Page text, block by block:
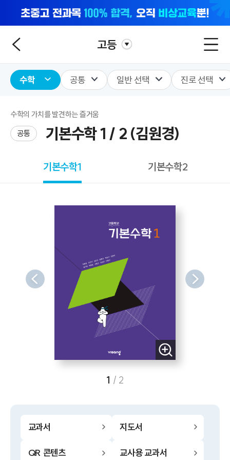
고등
수학 공통 일반 선택 진로 선택
수학의 가치를 발견하는 즐거움
공통
기본수학 1 / 2 (김원경)
기본수학1 기본수학2
교과서 지도서
QR 콘텐츠 교사용 교과서
1 / 2